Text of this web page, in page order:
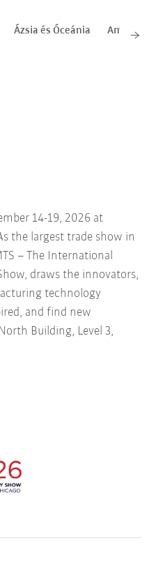
Ázsia és Óceánia Amerika
14-19, 2026 at
the largest trade show in
– The International
draws the innovators,
technology
and find new
Building, Level 3,